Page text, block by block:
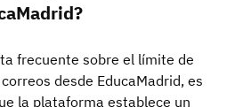
frecuente sobre el límite de
desde EducaMadrid, es
la plataforma establece un